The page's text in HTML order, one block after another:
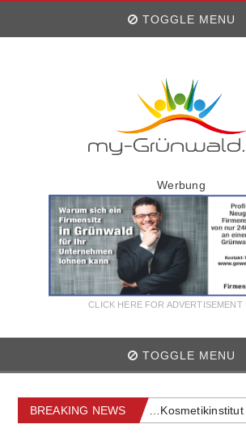
TOGGLE MENU
Werbung
CLICK HERE FOR ADVERTISEMENT
TOGGLE MENU
BREAKING NEWS
BEAUTY SPEZIAL …Kosmetikinstitut Dr.